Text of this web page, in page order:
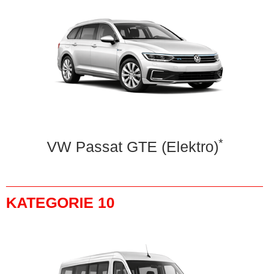
VW Passat GTE (Elektro)*
KATEGORIE 10